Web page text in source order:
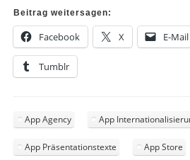
Beitrag weitersagen:
Facebook X E-Mail
Tumblr
App Agency App
App Präsentationstexte App Store